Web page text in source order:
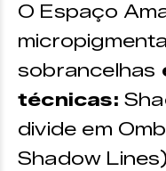
O Espaço
sobrancelhas
técnicas:
divide em
Shadow